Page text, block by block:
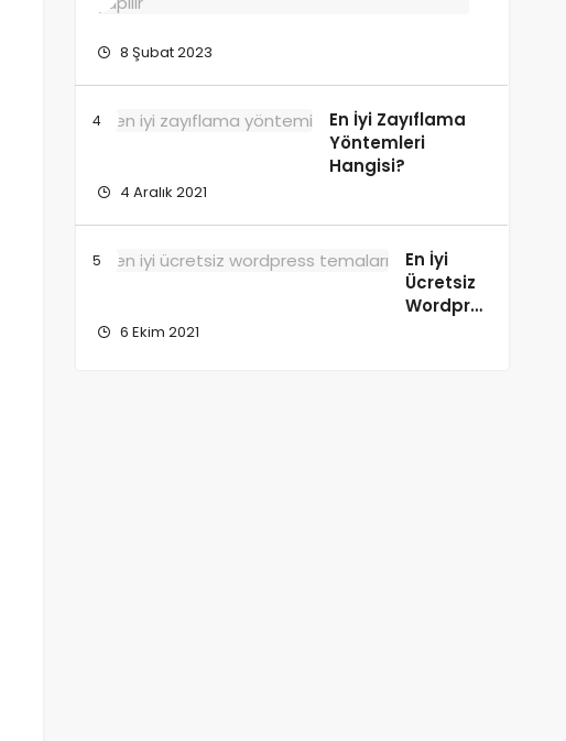
8 Şubat 2023
En İyi Zayıflama
Yöntemleri
Hangisi?
4 Aralık 2021
En İyi
Ücretsiz
Wordpress
6 Ekim 2021